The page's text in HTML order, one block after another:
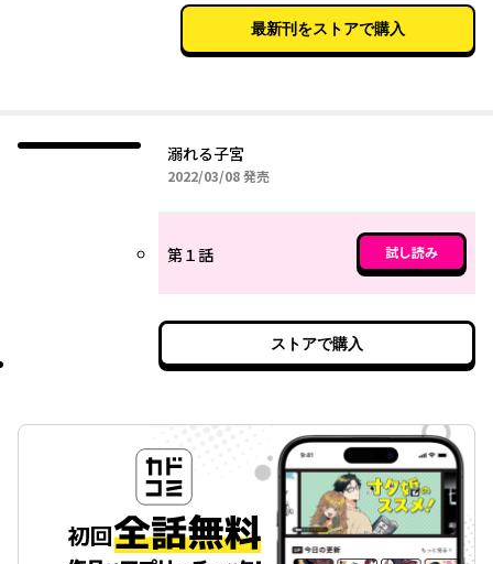
最新刊をストアで購入
溺れる子宮
2022/03/082022年03月08日
発売
第１話 試し読み
ストアで購入